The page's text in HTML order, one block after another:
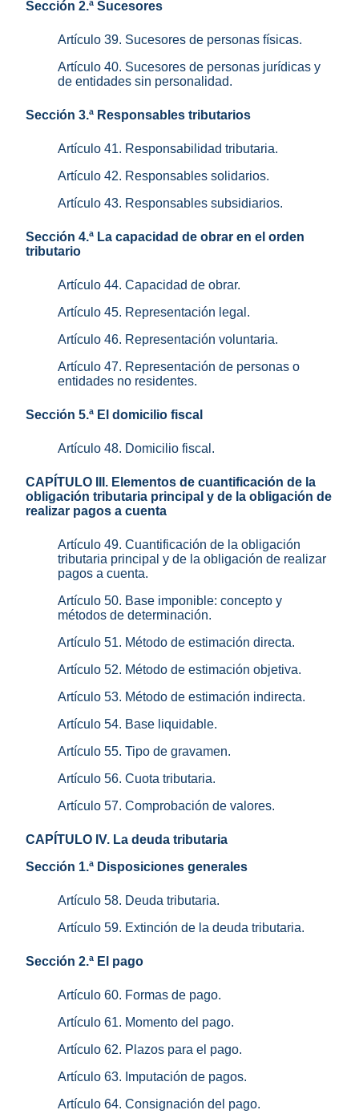
Sección 2.ª Sucesores
Artículo 39. Sucesores de personas físicas.
Artículo 40. Sucesores de personas jurídicas y
de entidades sin personalidad.
Sección 3.ª Responsables tributarios
Artículo 41. Responsabilidad tributaria.
Artículo 42. Responsables solidarios.
Artículo 43. Responsables subsidiarios.
Sección 4.ª La capacidad de obrar en el orden
tributario
Artículo 44. Capacidad de obrar.
Artículo 45. Representación legal.
Artículo 46. Representación voluntaria.
Artículo 47. Representación de personas o
entidades no residentes.
Sección 5.ª El domicilio fiscal
Artículo 48. Domicilio fiscal.
CAPÍTULO III. Elementos de cuantificación de la
obligación tributaria principal y de la obligación de
realizar pagos a cuenta
Artículo 49. Cuantificación de la obligación
tributaria principal y de la obligación de realizar
pagos a cuenta.
Artículo 50. Base imponible: concepto y
métodos de determinación.
Artículo 51. Método de estimación directa.
Artículo 52. Método de estimación objetiva.
Artículo 53. Método de estimación indirecta.
Artículo 54. Base liquidable.
Artículo 55. Tipo de gravamen.
Artículo 56. Cuota tributaria.
Artículo 57. Comprobación de valores.
CAPÍTULO IV. La deuda tributaria
Sección 1.ª Disposiciones generales
Artículo 58. Deuda tributaria.
Artículo 59. Extinción de la deuda tributaria.
Sección 2.ª El pago
Artículo 60. Formas de pago.
Artículo 61. Momento del pago.
Artículo 62. Plazos para el pago.
Artículo 63. Imputación de pagos.
Artículo 64. Consignación del pago.